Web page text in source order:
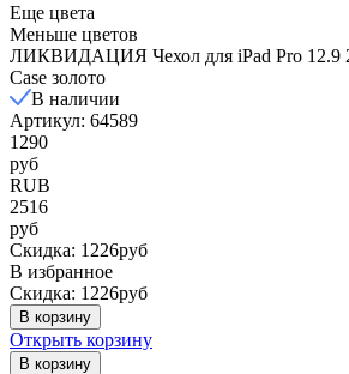
Еще цвета
Меньше цветов
ЛИКВИДАЦИЯ Чехол для iPad Pro 12.9
Case золото
В наличии
Артикул: 64589
1290
руб
RUB
2516
руб
Скидка: 1226руб
В избранное
Скидка: 1226руб
В корзину
Открыть корзину
В корзину